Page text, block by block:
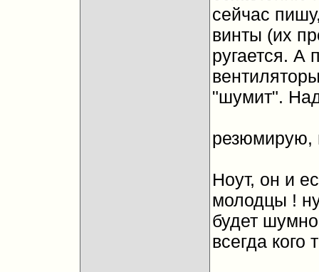
сейчас
винты (их
ругается. А
"шумит".
резюмирую,
Ноут, он и
молодцы !
будет
всегда кого